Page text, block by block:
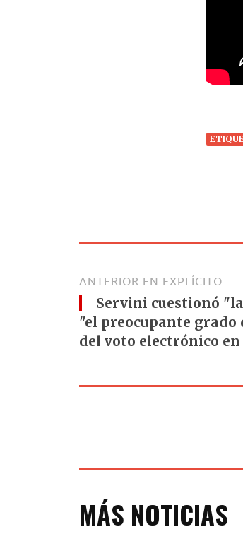
ANTERIOR EN EXPLÍCITO
Servini cuestionó
"el preocupante
del voto electrónico en
MÁS NOTICIAS